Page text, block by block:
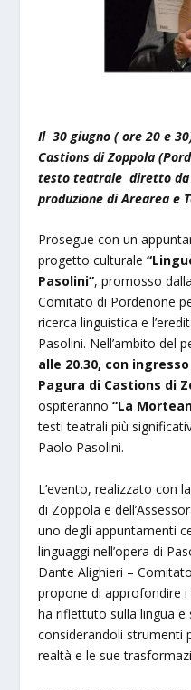
Il 30 giugno ( ore 20 e
Castions di Zoppola
testo teatrale diretto da
produzione di Arearea e
Prosegue con un
progetto culturale
Pasolini”, promosso
Comitato di Pordenone
ricerca linguistica e
Pasolini. Nell’ambito del
alle 20.30, con
Pagura di Castions di
ospiteranno“La
testi teatrali più
Paolo Pasolini.
L’evento, realizzato con
di Zoppola e
uno degli appuntamenti
linguaggi nell’opera di
Dante Alighieri –
propone di approfondire
ha riflettuto sulla lingua e
considerandoli strumenti
realtà e le sue